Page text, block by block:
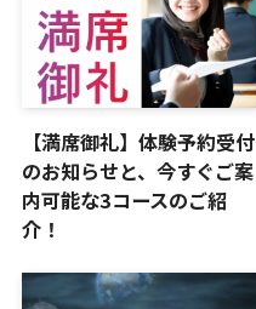
【満席御礼】体験予約受付
のお知らせと、今すぐご案
内可能な3コースのご紹
介！